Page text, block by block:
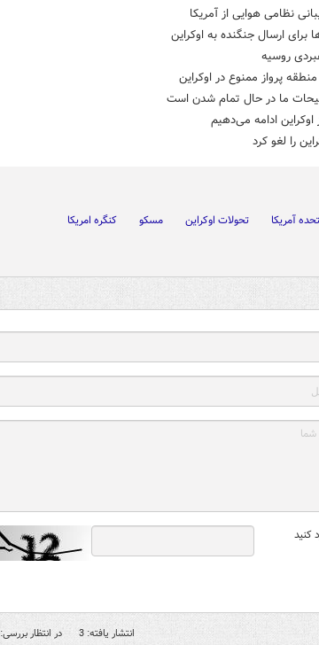
نظامی هوایی از آمریکا
ارسال جنگنده به اوکراین
روسیه
پرواز ممنوع در اوکراین
ما در حال تمام شدن است
ادامه می‌دهیم
را لغو کرد
آمریکا تحولات اوکراین مسکو
کنگره امریکا
کنید
انتشار یافته: 3 در انتظار بررسی: 0